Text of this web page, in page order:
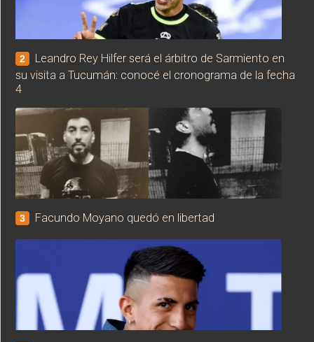
2
Leandro Rey Hilfer será el árbitro de Sarmiento en
su visita a Tucumán: conocé el cronograma de la fecha
4
3 Facundo Moyano quedó en libertad